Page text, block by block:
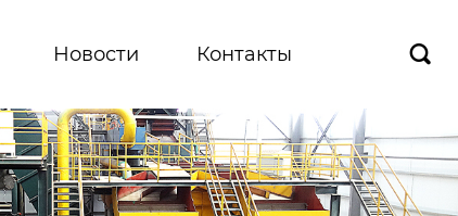
Новости Контакты 